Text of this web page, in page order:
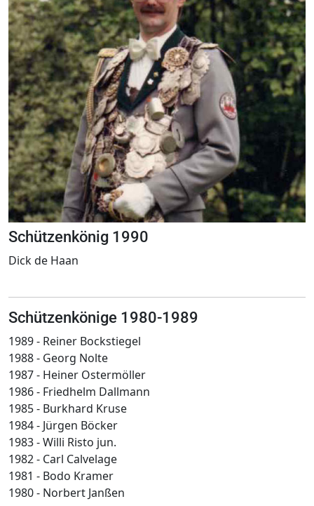
Schützenkönig 1990
Dick de Haan
Schützenkönige 1980-1989
1989 - Reiner Bockstiegel
1988 - Georg Nolte
1987 - Heiner Ostermöller
1986 - Friedhelm Dallmann
1985 - Burkhard Kruse
1984 - Jürgen Böcker
1983 - Willi Risto jun.
1982 - Carl Calvelage
1981 - Bodo Kramer
1980 - Norbert Janßen